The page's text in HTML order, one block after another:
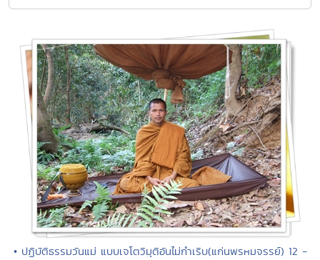
• ปฏิบัติธรรมวันแม่ แบบเจโตวิมุติอันไม่กำเริบ(แก่นพรหมจรรย์) 12 -